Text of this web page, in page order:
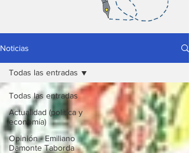
Noticias
Todas las entradas
Actualidad (política y
economía)
Opinión - Emiliano
Damonte Taborda
Todas las entradas